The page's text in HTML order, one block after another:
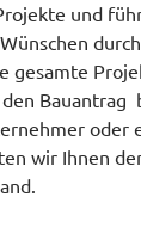
und
gesamte
Bauantrag
oder
wir Ihnen